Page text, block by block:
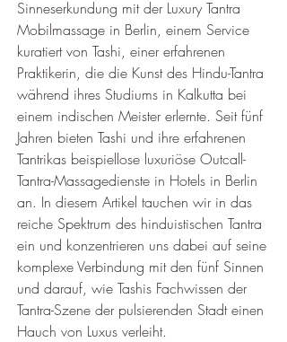
Sinneserkundung mit der Luxury Tantra
Mobilmassage in Berlin, einem Service
kuratiert von Tashi, einer erfahrenen
Praktikerin, die die Kunst des Hindu-Tantra
während ihres Studiums in Kalkutta bei
einem indischen Meister erlernte. Seit fünf
Jahren bieten Tashi und ihre erfahrenen
Tantrikas beispiellose luxuriöse Outcall-
Tantra-Massagedienste in Hotels in Berlin
an. In diesem Artikel tauchen wir in das
reiche Spektrum des hinduistischen Tantra
ein und konzentrieren uns dabei auf seine
komplexe Verbindung mit den fünf Sinnen
und darauf, wie Tashis Fachwissen der
Tantra-Szene der pulsierenden Stadt einen
Hauch von Luxus verleiht.